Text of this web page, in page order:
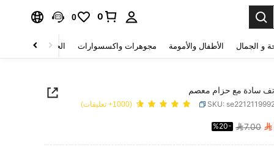
0
0
و الجمال الأطفال والأمومة مجوهرات واكسسوارات الحقائب والأمتعة
سادة مع حزام معصم
SKU: (1000+ تعليقات)
PRICE AND 
7.00
%20-